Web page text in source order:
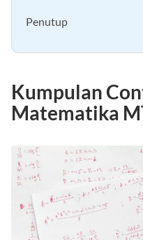
Penutup
Kumpulan
Matematika